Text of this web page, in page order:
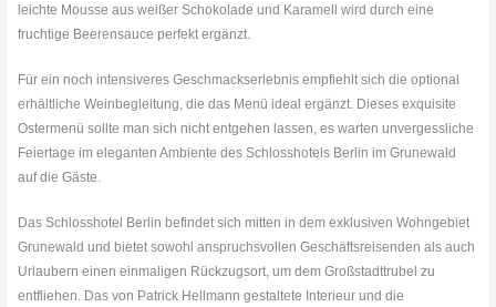
leichte Mousse aus weißer Schokolade und Karamell wird durch eine
fruchtige Beerensauce perfekt ergänzt.
Für ein noch intensiveres Geschmackserlebnis empfiehlt sich die optional
erhältliche Weinbegleitung, die das Menü ideal ergänzt. Dieses exquisite
Ostermenü sollte man sich nicht entgehen lassen, es warten unvergessliche
Feiertage im eleganten Ambiente des Schlosshotels Berlin im Grunewald
auf die Gäste.
Das Schlosshotel Berlin befindet sich mitten in dem exklusiven Wohngebiet
Grunewald und bietet sowohl anspruchsvollen Geschäftsreisenden als auch
Urlaubern einen einmaligen Rückzugsort, um dem Großstadttrubel zu
entfliehen. Das von Patrick Hellmann gestaltete Interieur und die